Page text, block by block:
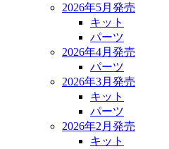
2026年5月発売
キット
パーツ
2026年4月発売
パーツ
2026年3月発売
キット
パーツ
2026年2月発売
キット